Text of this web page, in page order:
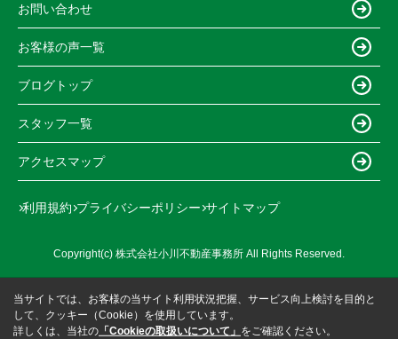
お問い合わせ
お客様の声一覧
ブログトップ
スタッフ一覧
アクセスマップ
利用規約 プライバシーポリシー サイトマップ
Copyright(c) 株式会社小川不動産事務所 All Rights Reserved.
当サイトでは、お客様の当サイト利用状況把握、サービス向上検討を目的と
して、クッキー（Cookie）を使用しています。
詳しくは、当社の 「Cookieの取扱いについて」 をご確認ください。